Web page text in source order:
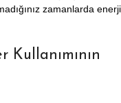
zamanlarda enerji